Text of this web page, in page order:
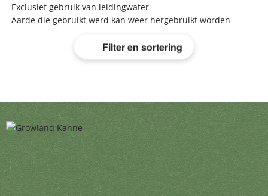
Filter en sortering
- Exclusief gebruik van leidingwater
- Aarde die gebruikt werd kan weer hergebruikt worden